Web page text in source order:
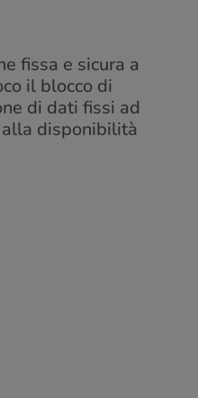
fissa e sicura a
il blocco di
di dati fissi ad
disponibilità